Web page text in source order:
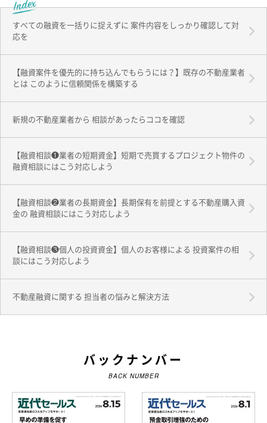
すべての融資を一括りに捉えずに 案件内容をしっかり確認して対
応を
【融資案件を優先的に持ち込んでもらうには？】既存の不動産業者
とは このように信頼関係を構築する
新規の不動産業者から 相談があったらココを確認
【融資相談❶業者の短期資金】短期で売買するプロジェクト物件の
融資相談にはこう対応しよう
【融資相談❷業者の長期資金】長期保有を前提とする不動産購入資
金の 融資相談にはこう対応しよう
【融資相談❸個人の投資資金】個人のお客様による 投資案件の相
談にはこう対応しよう
不動産融資に関する 担当者の悩みと解決方法
バックナンバー
BACK NUMBER